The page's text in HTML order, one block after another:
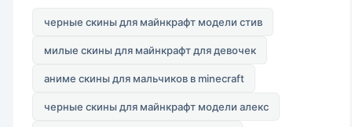
черные скины для майнкрафт модели стив
милые скины для майнкрафт для девочек
аниме скины для мальчиков в minecraft
черные скины для майнкрафт модели алекс